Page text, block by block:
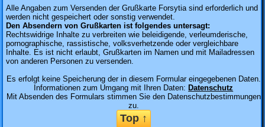
Alle Angaben zum Versenden der Grußkarte Forsytia sind erforderlich und
werden nicht gespeichert oder sonstig verwendet.
Den Absendern von Grußkarten ist folgendes untersagt:
Rechtswidrige Inhalte zu verbreiten wie beleidigende, verleumderische,
pornographische, rassistische, volksverhetzende oder vergleichbare
Inhalte. Es ist nicht erlaubt, Grußkarten im Namen und mit Mailadressen
von anderen Personen zu versenden.
Es erfolgt keine Speicherung der in diesem Formular eingegebenen Daten.
Informationen zum Umgang mit Ihren Daten: Datenschutz
Mit Absenden des Formulars stimmen Sie den Datenschutzbestimmungen
zu.
Top ↑